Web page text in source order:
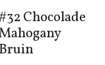
Chocolade
Bruin